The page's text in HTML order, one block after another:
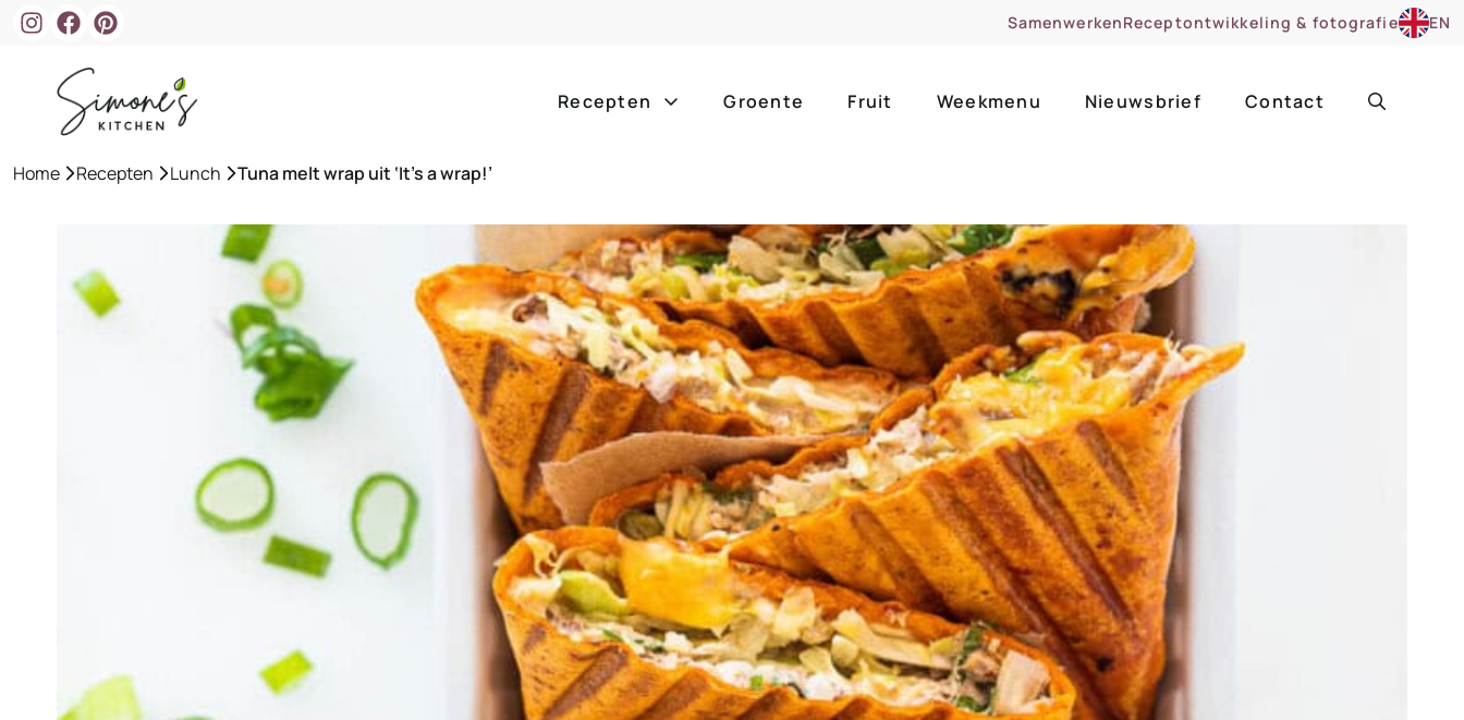
SamenwerkenReceptontwikkeling & fotografie EN
Recepten
ontbijt bijgerechten
lunch hoofdgerechten
borrelhapjes desserts
voorgerechten drankjes
alle groentes
alle fruitsoorten
zomer zoet
barbecue
eenpansgerecht
slow cooker
Groente Fruit Weekmenu Nieuwsbrief Contact
Home »Recepten »Lunch »Tuna melt wrap uit ‘It’s a wrap!’